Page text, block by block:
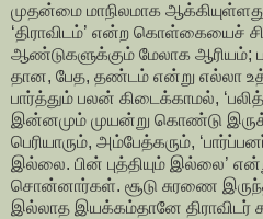
முதன்மை மாநிலமாக
‘திராவிடம்’ என்ற கொள்கையைச்
ஆண்டுகளுக்கும் மேலாக ஆரியம்;
தான, பேத, தண்டம் என்று எல்லா
பார்த்தும் பலன் கிடைக்காமல்,
இன்னமும் முயன்று கொண்டு
பெரியாரும், அம்பேத்கரும்,
இல்லை. பின் புத்தியும் இல்லை’
சொன்னார்கள். சூடு சுரணை
இல்லாத இயக்கம்தானே திராவிடர்